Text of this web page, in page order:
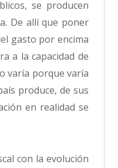
se producen
De allí que poner
gasto por encima
a la capacidad de
varía porque varía
produce, de sus
en realidad se
con la evolución